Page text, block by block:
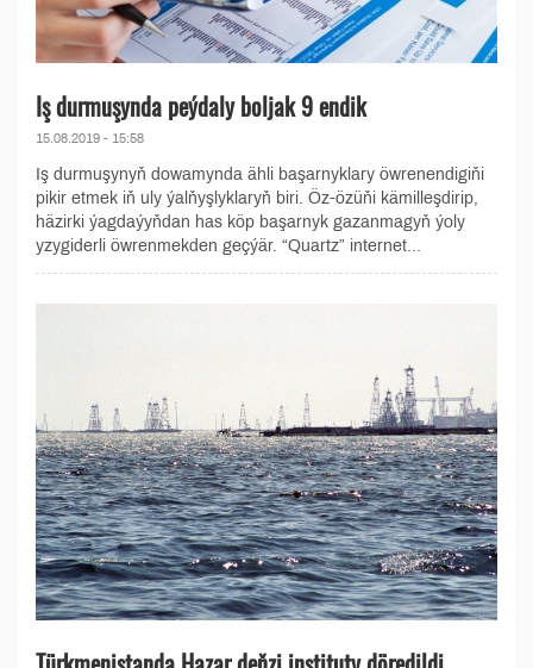
Iş durmuşynda peýdaly boljak 9 endik
15.08.2019 - 15:58
Iş durmuşynyň dowamynda ähli başarnyklary öwrenendigiňi
pikir etmek iň uly ýalňyşlyklaryň biri. Öz-özüňi kämilleşdirip,
häzirki ýagdaýyňdan has köp başarnyk gazanmagyň ýoly
yzygiderli öwrenmekden geçýär. “Quartz” internet...